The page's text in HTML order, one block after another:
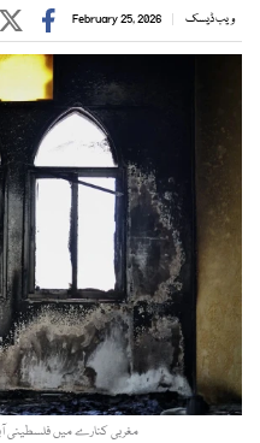
ویب ڈیسک February 25, 2026
مغربی کنارے میں فلسطینی